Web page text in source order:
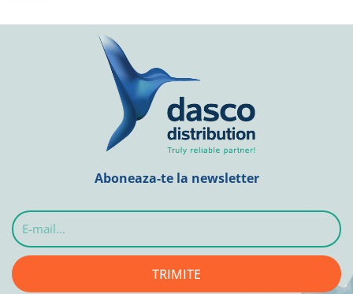
Aboneaza-te la newsletter
E-
mail...
TRIMITE